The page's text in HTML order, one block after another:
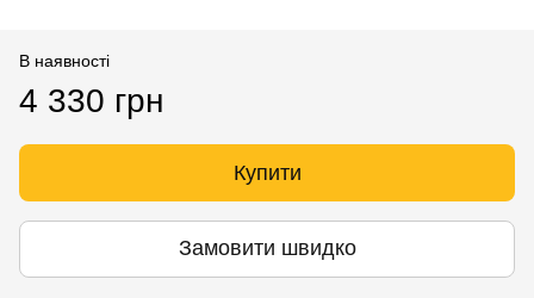
В наявності
4 330 грн
Купити
Замовити швидко